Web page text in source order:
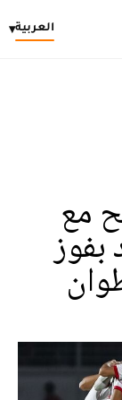
العربية▾
مع
بفوز